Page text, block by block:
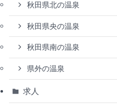
秋田県北の温泉
秋田県央の温泉
秋田県南の温泉
県外の温泉
求人